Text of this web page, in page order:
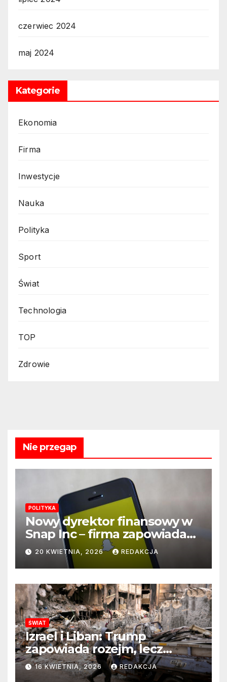
czerwiec 2024
maj 2024
Kategorie
Ekonomia
Firma
Inwestycje
Nauka
Polityka
Sport
Świat
Technologia
TOP
Zdrowie
Nie przegap
POLITYKA
Nowy dyrektor finansowy w
Snap Inc – firma zapowiada
zmianę na kluczowym
stanowisku
20 KWIETNIA, 2026 REDAKCJA
ŚWIAT
Izrael i Liban: Trump
zapowiada rozejm, lecz
perspektywa zakończenia
wojny wciąż odległa
16 KWIETNIA, 2026 REDAKCJA